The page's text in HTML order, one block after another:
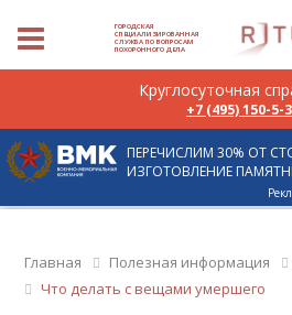
ГОРОДСКАЯ
СПЕЦИАЛИЗИРОВАННАЯ
СЛУЖБА ПО ВОПРОСАМ
ПОХОРОННОГО ДЕЛА
ПЕРЕЧИСЛИМ 30% ОТ
ИЗГОТОВЛЕНИЕ
Главная Полезная информация
Что делать с вещами умершего
Круглосуточная
+7 (495) 150-5-